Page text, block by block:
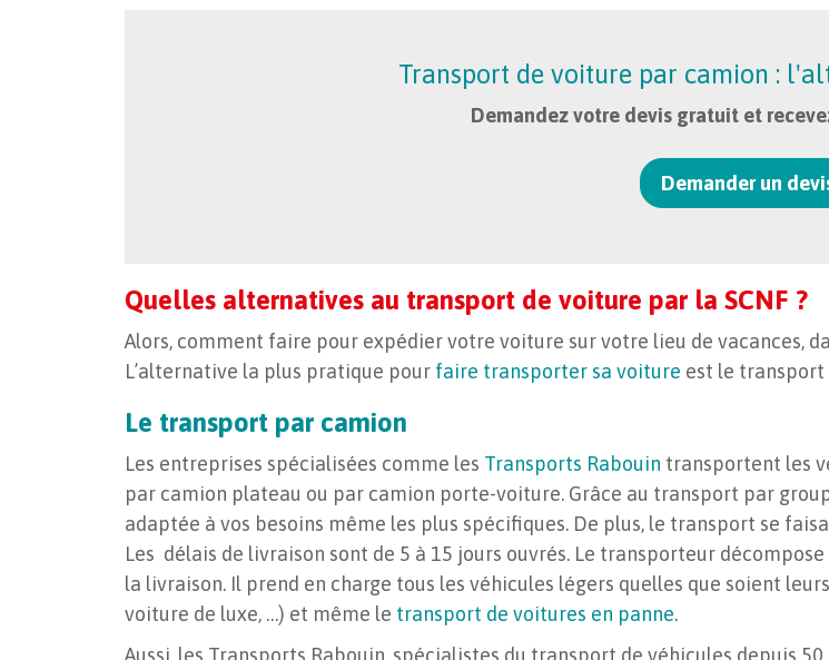
Transport de voiture par camion :
Demandez votre devis gratuit et
Demander un
Quelles alternatives au transport de voiture par la SCNF ?
Alors, comment faire pour expédier votre voiture sur votre lieu de vacances,
L’alternative la plus pratique pour faire transporter sa voiture est le
Le transport par camion
Les entreprises spécialisées comme les Transports Rabouin transportent les
par camion plateau ou par camion porte-voiture. Grâce au transport par
adaptée à vos besoins même les plus spécifiques. De plus, le transport se
Les délais de livraison sont de 5 à 15 jours ouvrés. Le transporteur
la livraison. Il prend en charge tous les véhicules légers quelles que soient
voiture de luxe, …) et même le transport de voitures en panne.
Aussi, les Transports Rabouin, spécialistes du transport de véhicules depuis